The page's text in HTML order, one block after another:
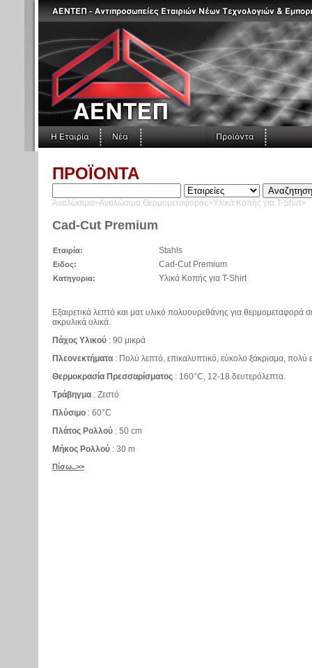
ΠΡΟΪΟΝΤΑ
Αναλώσιμα>Αναλώσιμα Θερμομεταφοράς>Υλικά Κοπής για T-Shirt>
Cad-Cut Premium
Εταιρία: Stahls
Ειδος: Cad-Cut Premium
Κατηγορια: Υλικά Κοπής για T-Shirt
Eξαιρετικά λεπτό και ματ υλικό πολυουρεθάνης για θερμομεταφορά
ακρυλικά υλικά.
Πάχος Υλικού : 90 μικρά
Πλεονεκτήματα : Πολύ λεπτό, επικαλυπτικό, εύκολο ξάκρισμα, πολύ
Θερμοκρασία Πρεσσαρίσματος : 160°C, 12-18 δευτερόλεπτα.
Τράβηγμα : Ζεστό
Πλύσιμο : 60°C
Πλάτος Ρολλού : 50 cm
Μήκος Ρολλού : 30 m
Πίσω..>>